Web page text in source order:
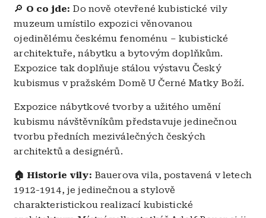
🔎 O co jde: Do nově otevřené kubistické vily
muzeum umístilo expozici věnovanou
ojedinělému českému fenoménu – kubistické
architektuře, nábytku a bytovým doplňkům.
Expozice tak doplňuje stálou výstavu Český
kubismus v pražském Domě U Černé Matky Boží.
Expozice nábytkové tvorby a užitého umění
kubismu návštěvníkům představuje jedinečnou
tvorbu předních meziválečných českých
architektů a designérů.
🏠 Historie vily: Bauerova vila, postavená v letech
1912-1914, je jedinečnou a stylově
charakteristickou realizací kubistické